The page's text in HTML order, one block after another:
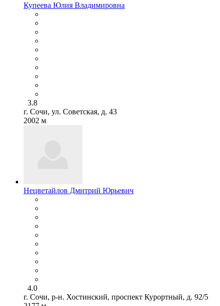
Купеева Юлия Владимировна
3.8
г. Сочи, ул. Советская, д. 43
2002 м
Нецветайлов Дмитрий Юрьевич
4.0
г. Сочи, р-н. Хостинский, проспект Курортный, д. 92/5